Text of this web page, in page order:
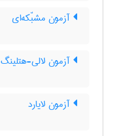
آزمون مشبّکه‌ای
آزمون لالی-هتلینگ
آزمون لایارد